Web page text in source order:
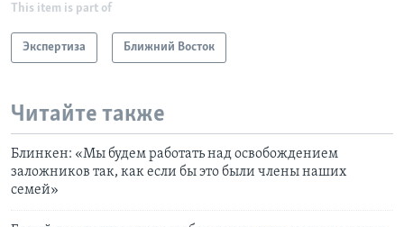
This item is part of
Экспертиза Ближний Восток
Читайте также
Блинкен: «Мы будем работать над освобождением
заложников так, как если бы это были члены наших
семей»